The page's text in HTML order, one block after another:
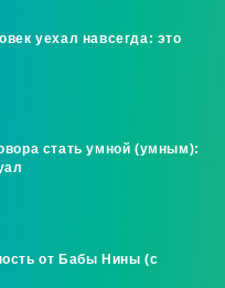
уехал навсегда: это
стать умной (умным):
от Бабы Нины (с